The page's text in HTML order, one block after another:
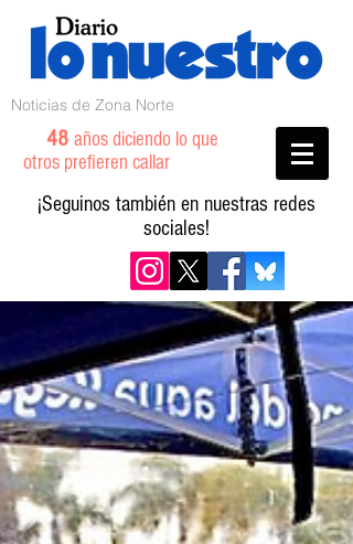
Noticias de Zona Norte
48 años diciendo lo que
otros prefieren callar
¡Seguinos también en nuestras redes
sociales!